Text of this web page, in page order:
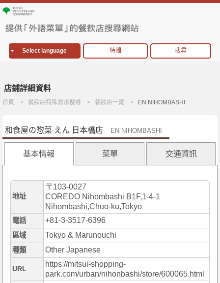
Select language 特輯 搜尋
店鋪詳細資料
首頁 餐飲店特殊需求搜尋 餐飲店一覽 EN NIHOMBASHI
和食屋の惣菜 えん 日本橋店 EN NIHOMBASHI
基本情報 菜單 交通資訊
地址
〒103-0027
COREDO Nihombashi B1F,1-4-1
Nihombashi,Chuo-ku,Tokyo
電話 +81-3-3517-6396
區域 Tokyo & Marunouchi
種類 Other Japanese
URL
https://mitsui-shopping-
park.com/urban/nihonbashi/store/600065.html